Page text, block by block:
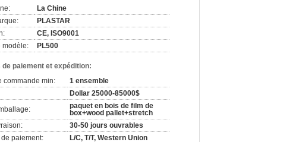
La Chine
PLASTAR
CE, ISO9001
modèle:
PL500
de paiement et expédition:
commande min:
1 ensemble
Dollar 25000-85000$
paquet en bois de film de
box+wood pallet+stretch
30-50 jours ouvrables
paiement:
L/C, T/T, Western Union